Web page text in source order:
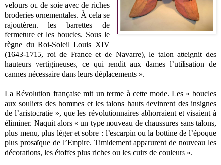
velours ou de soie avec de riches
broderies ornementales. À cela se
rajoutèrent les barrettes de
fermeture et les boucles. Sous le
règne du Roi-Soleil Louis XIV
(1643-1715, roi de France et de Navarre), le talon atteignit des
hauteurs vertigineuses, ce qui rendit aux dames l’utilisation de
cannes nécessaire dans leurs déplacements ».
La Révolution française mit un terme à cette mode. Les « boucles
aux souliers des hommes et les talons hauts devinrent des insignes
de l’aristocratie », que les révolutionnaires abhorraient et visaient à
éliminer. Naquit alors « un type nouveau de chaussures sans talons,
plus menu, plus léger et sobre : l’escarpin ou la bottine de l’époque
plus prosaïque de l’Empire. Timidement apparurent de nouveau les
décorations, les étoffes plus riches ou les cuirs de couleurs ».